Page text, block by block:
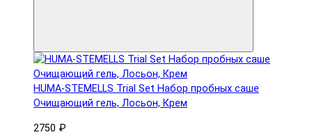
HUMA-STEMELLS Trial Set Набор пробных саше
Очищающий гель, Лосьон, Крем
2750 ₽